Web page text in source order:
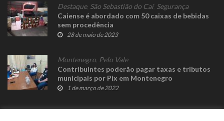
Destaque, São Sebastião do Caí, Segurança
Caiense é abordado com 50 caixas de bebidas
sem procedência
28 de maio de 2023
Montenegro Pelo Vale
Contribuintes poderão pagar taxas e tributos
municipais por Pix em Montenegro
1 de março de 2022